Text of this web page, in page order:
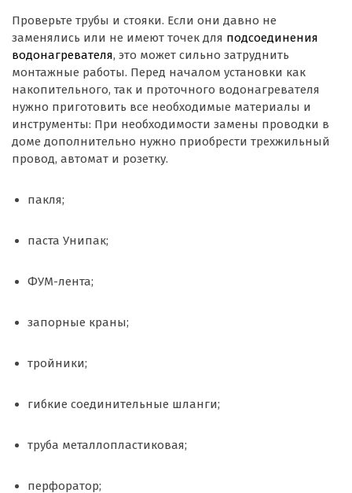
Проверьте трубы и стояки. Если они давно не
заменялись или не имеют точек для подсоединения
водонагревателя, это может сильно затруднить
монтажные работы. Перед началом установки как
накопительного, так и проточного водонагревателя
нужно приготовить все необходимые материалы и
инструменты: При необходимости замены проводки в
доме дополнительно нужно приобрести трехжильный
провод, автомат и розетку.
пакля;
паста Унипак;
ФУМ-лента;
запорные краны;
тройники;
гибкие соединительные шланги;
труба металлопластиковая;
перфоратор;